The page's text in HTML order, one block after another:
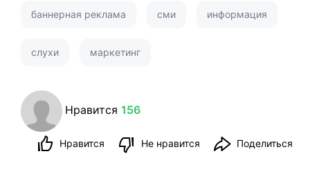
баннерная реклама сми информация
слухи маркетинг
Нравится 156
Нравится Не нравится Поделиться